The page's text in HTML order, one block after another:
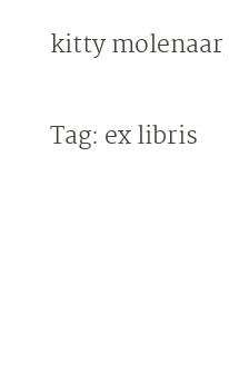
to
kitty molenaar
Tag: ex libris